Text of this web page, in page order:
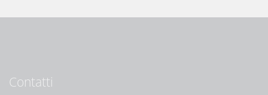
Contatti